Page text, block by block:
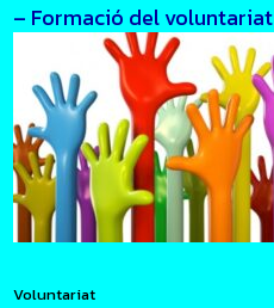
– Formació del voluntariat
Voluntariat